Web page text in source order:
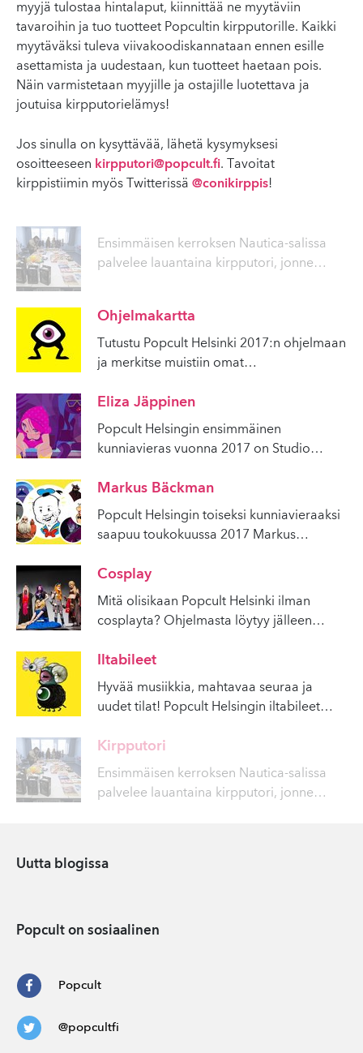
myyjä tulostaa hintalaput, kiinnittää ne myytäviin
tavaroihin ja tuo tuotteet Popcultin kirpputorille. Kaikki
myytäväksi tuleva viivakoodiskannataan ennen esille
asettamista ja uudestaan, kun tuotteet haetaan pois.
Näin varmistetaan myyjille ja ostajille luotettava ja
joutuisa kirpputorielämys!
Jos sinulla on kysyttävää, lähetä kysymyksesi
osoitteeseen kirpputori@popcult.fi. Tavoitat
kirppistiimin myös Twitterissä @conikirppis!
Ensimmäisen kerroksen Nautica-salissa
palvelee lauantaina kirpputori, jonne…
Ohjelmakartta
Tutustu Popcult Helsinki 2017:n ohjelmaan
ja merkitse muistiin omat…
Eliza Jäppinen
Popcult Helsingin ensimmäinen
kunniavieras vuonna 2017 on Studio…
Markus Bäckman
Popcult Helsingin toiseksi kunniavieraaksi
saapuu toukokuussa 2017 Markus…
Cosplay
Mitä olisikaan Popcult Helsinki ilman
cosplayta? Ohjelmasta löytyy jälleen…
Iltabileet
Hyvää musiikkia, mahtavaa seuraa ja
uudet tilat! Popcult Helsingin iltabileet…
Kirpputori
Ensimmäisen kerroksen Nautica-salissa
palvelee lauantaina kirpputori, jonne…
Uutta blogissa
Popcult on sosiaalinen
Popcult
@popcultfi